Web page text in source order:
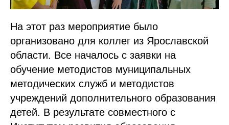
На этот раз мероприятие было
организовано для коллег из Ярославской
области. Все началось с заявки на
обучение методистов муниципальных
методических служб и методистов
учреждений дополнительного образования
детей. В результате совместного с